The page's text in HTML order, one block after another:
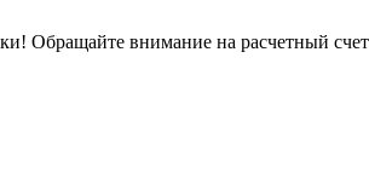
внимание на расчетный